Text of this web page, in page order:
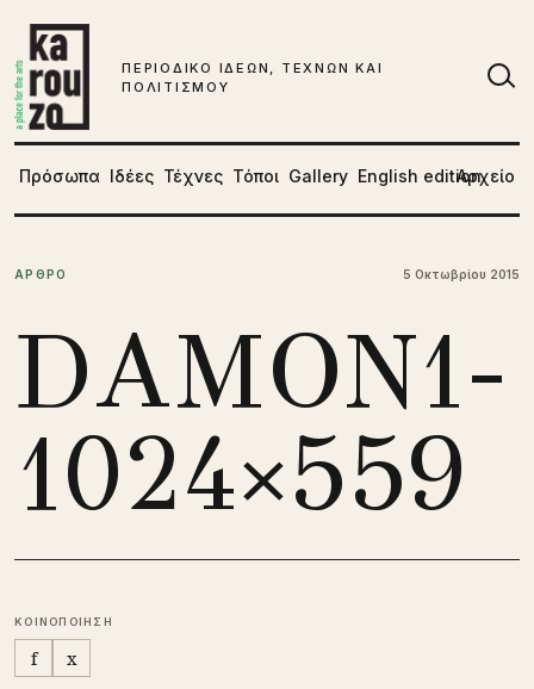
ΠΕΡΙΟΔΙΚΟ ΙΔΕΩΝ, ΤΕΧΝΩΝ ΚΑΙ
ΠΟΛΙΤΙΣΜΟΥ
Πρόσωπα Ιδέες Τέχνες Τόποι Gallery English editionΑρχείο
ΑΡΘΡΟ 5 Οκτωβρίου 2015
DAMON1-
1024×559
ΚΟΙΝΟΠΟΙΗΣΗ
f x